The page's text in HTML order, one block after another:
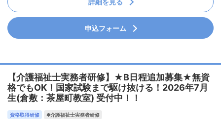
詳細を見る
申込フォーム
【介護福祉士実務者研修】★B日程追加募集★無資
格でもOK！国家試験まで駆け抜ける！2026年7月
生(倉敷：茶屋町教室) 受付中！！
資格取得研修 ✽介護福祉士実務者研修